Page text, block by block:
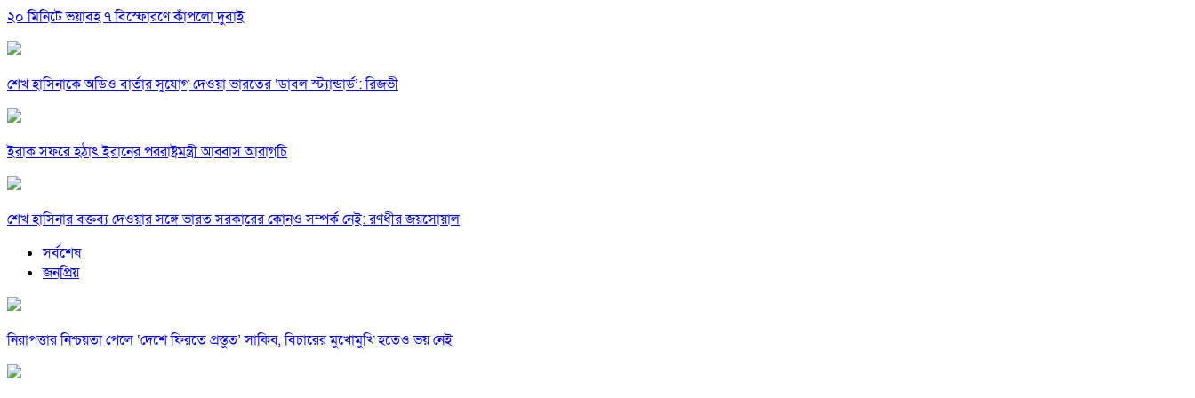
২০ মিনিটে ভয়াবহ ৭ বিস্ফোরণে কাঁপলো দুবাই
শেখ হাসিনাকে অডিও বার্তার সুযোগ দেওয়া ভারতের ‘ডাবল স্ট্যান্ডার্ড’: রিজভী
ইরাক সফরে হঠাৎ ইরানের পররাষ্ট্রমন্ত্রী আব্বাস আরাগচি
শেখ হাসিনার বক্তব্য দেওয়ার সঙ্গে ভারত সরকারের কোনও সম্পর্ক নেই: রণধীর জয়সোয়াল
সর্বশেষ
জনপ্রিয়
নিরাপত্তার নিশ্চয়তা পেলে ‘দেশে ফিরতে প্রস্তুত’ সাকিব, বিচারের মুখোমুখি হতেও ভয় নেই